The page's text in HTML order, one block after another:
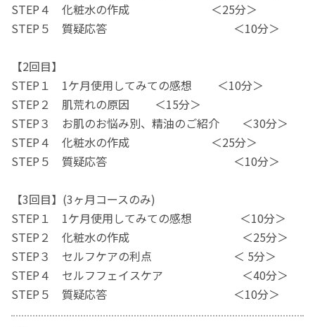
STEP４ 化粧水の作成 ＜25分＞
STEP５ 質疑応答 ＜10分＞
【2回目】
STEP１ 1ケ月使用してみての感想 ＜10分＞
STEP２ 肌荒れの原因 ＜15分＞
STEP３ お肌のお悩み別、精油のご紹介 ＜30分＞
STEP４ 化粧水の作成 ＜25分＞
STEP５ 質疑応答 ＜10分＞
【3回目】(3ヶ月コースのみ)
STEP１ 1ケ月使用してみての感想 ＜10分＞
STEP２ 化粧水の作成 ＜25分＞
STEP３ セルフケアの利点 ＜ 5分＞
STEP４ セルフフェイスケア ＜40分＞
STEP５ 質疑応答 ＜10分＞